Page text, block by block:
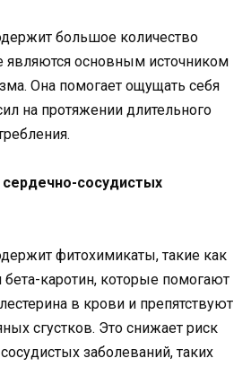
большое количество
являются основным источником
Она помогает ощущать себя
на протяжении длительного
сосудистых
фитохимикаты, такие как
бета-каротин, которые помогают
в крови и препятствуют
сгустков. Это снижает риск
заболеваний, таких